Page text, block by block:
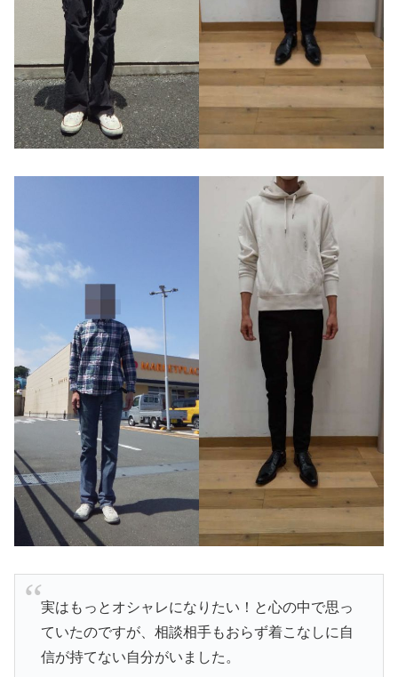
実はもっとオシャレになりたい！と心の中で思っ
ていたのですが、相談相手もおらず着こなしに自
信が持てない自分がいました。